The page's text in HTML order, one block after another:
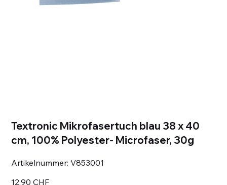
Textronic Mikrofasertuch blau 38 x 40
cm, 100% Polyester- Microfaser, 30g
Artikelnummer: Artikelnummer:
V853001
V853001
12,90 CHF